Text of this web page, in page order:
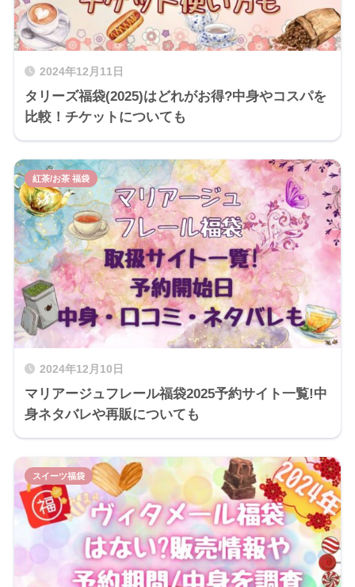
2024年12月11日
タリーズ福袋(2025)はどれがお得?中身やコスパを
比較！チケットについても
2024年12月10日
マリアージュフレール福袋2025予約サイト一覧!中
身ネタバレや再販についても
紅茶/お茶 福袋
スイーツ福袋